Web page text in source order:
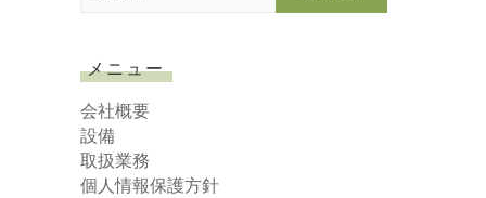
c
h
メニュー
会社概要
設備
取扱業務
個人情報保護方針